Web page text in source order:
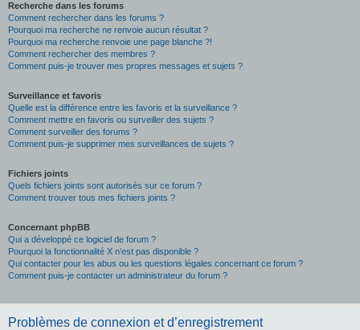
Recherche dans les forums
Comment rechercher dans les forums ?
Pourquoi ma recherche ne renvoie aucun résultat ?
Pourquoi ma recherche renvoie une page blanche ?!
Comment rechercher des membres ?
Comment puis-je trouver mes propres messages et sujets ?
Surveillance et favoris
Quelle est la différence entre les favoris et la surveillance ?
Comment mettre en favoris ou surveiller des sujets ?
Comment surveiller des forums ?
Comment puis-je supprimer mes surveillances de sujets ?
Fichiers joints
Quels fichiers joints sont autorisés sur ce forum ?
Comment trouver tous mes fichiers joints ?
Concernant phpBB
Qui a développé ce logiciel de forum ?
Pourquoi la fonctionnalité X n’est pas disponible ?
Qui contacter pour les abus ou les questions légales concernant ce forum ?
Comment puis-je contacter un administrateur du forum ?
Problèmes de connexion et d’enregistrement